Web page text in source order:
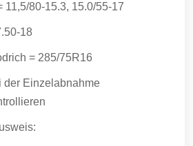
11,5/80-15.3, 15.0/55-17
18
= 285/75R16
der Einzelabnahme